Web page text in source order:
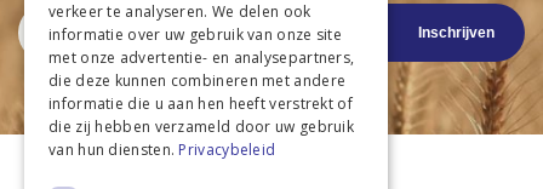
Abonneer
u
op
onze
nieuwsbrief
Inschrijven
verkeer te analyseren. We delen ook
informatie over uw gebruik van onze site
met onze advertentie- en analysepartners,
die deze kunnen combineren met andere
informatie die u aan hen heeft verstrekt of
die zij hebben verzameld door uw gebruik
van hun diensten. Privacybeleid